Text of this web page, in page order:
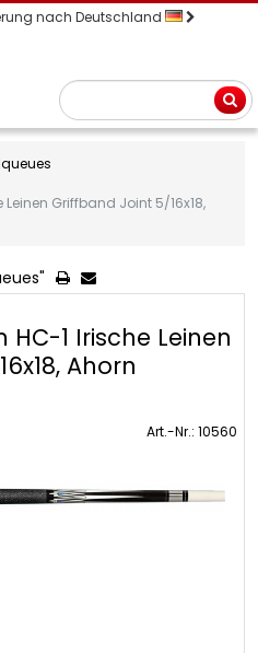
nach Deutschland
Griffband Joint 5/16x18,
1 Irische Leinen
Ahorn
Art.-Nr.: 10560